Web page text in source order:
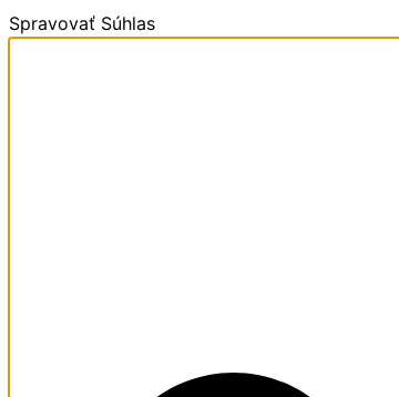
Spravovať Súhlas